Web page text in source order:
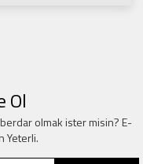
Ol
olmak ister misin? E-
Yeterli.